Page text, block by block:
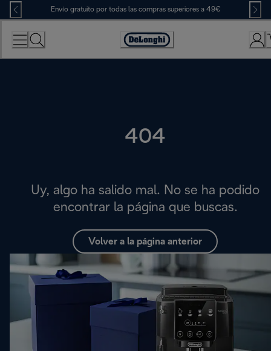
Skip
to
Content
Envío gratuito por todas las compras superiores a 49€
Accessibility
Statement
404
Uy, algo ha salido mal. No se ha podido
encontrar la página que buscas.
Volver a la página anterior